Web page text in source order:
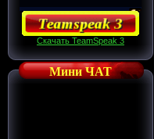
Скачать TeamSpeak 3
Мини ЧАТ